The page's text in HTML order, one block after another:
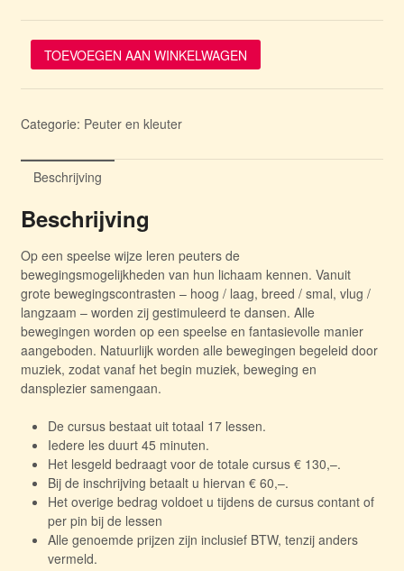
Mini
dans
2
4
|
woensdag
-
uur
+
donderdag
16.00
uur
aantal
TOEVOEGEN AAN WINKELWAGEN
Categorie: Peuter en kleuter
Beschrijving
Beschrijving
Op een speelse wijze leren peuters de
bewegingsmogelijkheden van hun lichaam kennen. Vanuit
grote bewegingscontrasten – hoog / laag, breed / smal, vlug /
langzaam – worden zij gestimuleerd te dansen. Alle
bewegingen worden op een speelse en fantasievolle manier
aangeboden. Natuurlijk worden alle bewegingen begeleid door
muziek, zodat vanaf het begin muziek, beweging en
dansplezier samengaan.
De cursus bestaat uit totaal 17 lessen.
Iedere les duurt 45 minuten.
Het lesgeld bedraagt voor de totale cursus € 130,–.
Bij de inschrijving betaalt u hiervan € 60,–.
Het overige bedrag voldoet u tijdens de cursus contant of
per pin bij de lessen
Alle genoemde prijzen zijn inclusief BTW, tenzij anders
vermeld.